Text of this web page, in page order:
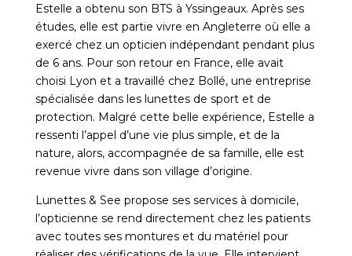
Estelle a obtenu son BTS à Yssingeaux. Après ses
études, elle est partie vivre en Angleterre où elle a
exercé chez un opticien indépendant pendant plus
de 6 ans. Pour son retour en France, elle avait
choisi Lyon et a travaillé chez Bollé, une entreprise
spécialisée dans les lunettes de sport et de
protection. Malgré cette belle expérience, Estelle a
ressenti l’appel d’une vie plus simple, et de la
nature, alors, accompagnée de sa famille, elle est
revenue vivre dans son village d’origine.
Lunettes & See propose ses services à domicile,
l’opticienne se rend directement chez les patients
avec toutes ses montures et du matériel pour